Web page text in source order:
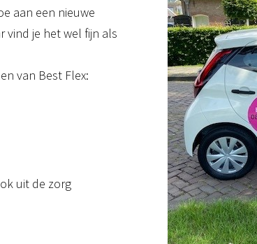
aan een nieuwe
vind je het wel fijn als
van Best Flex:
uit de zorg